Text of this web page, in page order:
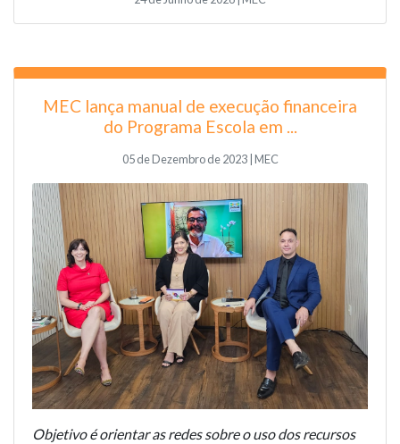
MEC lança manual de execução financeira
do Programa Escola em ...
05 de Dezembro de 2023 | MEC
Objetivo é orientar as redes sobre o uso dos recursos